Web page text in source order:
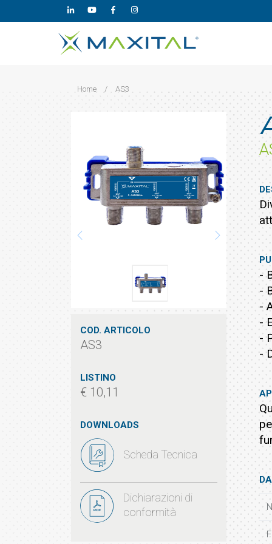
Home / AS3
COD. ARTICOLO
AS3
LISTINO
€ 10,11
DOWNLOADS
Scheda Tecnica
Dichiarazioni di
conformità
-
-
-
-
-
-